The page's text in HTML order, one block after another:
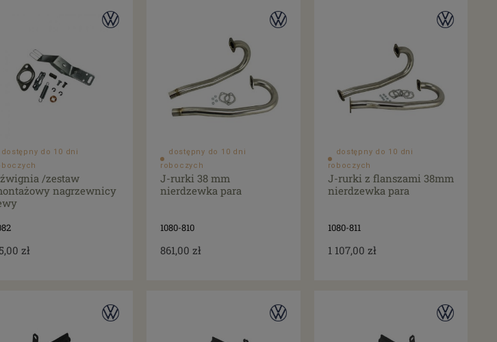
dostępny do 10 dni
/zestaw
nagrzewnicy
zł
dostępny do 10 dni
roboczych
J-rurki 38 mm
nierdzewka para
1080-810
861,00 zł
dostępny do 10 dni
roboczych
J-rurki z flanszami 38mm
nierdzewka para
1080-811
1 107,00 zł